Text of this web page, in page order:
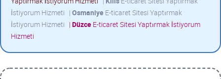
İstiyorum Hizmeti | Osmaniye E-ticaret Sitesi Yaptırmak
İstiyorum Hizmeti | Düzce E-ticaret Sitesi Yaptırmak İstiyorum
Hizmeti